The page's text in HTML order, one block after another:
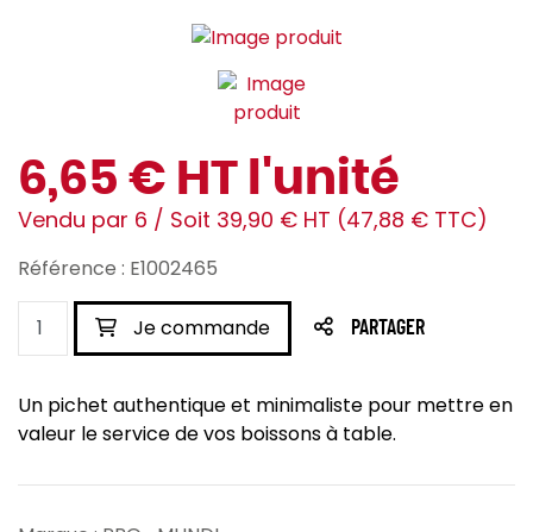
6,65 € HT l'unité
Vendu par 6 / Soit 39,90 € HT (47,88 € TTC)
Référence : E1002465
Je commande PARTAGER
Un pichet authentique et minimaliste pour mettre en
valeur le service de vos boissons à table.